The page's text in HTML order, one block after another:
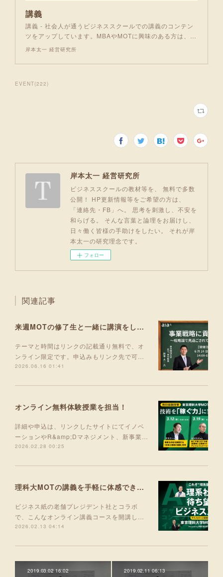
講義
講義 - 社会人が通うビジネススクールでの講義のコンテン
ツをアップしています。MBAやMOTに興味のある方は、…
岸本太一 経営研究所
EVENT(222)
岸本太一 経営研究所
ビジネススクールの教材等を、 無料で多数
公開！ HP更新情報等をご希望の方は、
「連絡先・FB」へ。 思考を刺激し、不安を
和らげる。 そんな言葉と論理をお届けし、
日々働く皆様の手助けをしたい。 それが岸
本太一の研究理念です。
フォロー
関連記事
来週MOTの修了生と一緒に講演をします！
テーマと時間はリンクの記載通り無料で、オ
ンライン限定です。申込みもリンク先で可…
2026.06.16 01:41
オンライン無料体験授業を担当！
詳細や申込は、リンクしたサイトにてイノベ
ーションやR&amp;Dマネジメント、新事業…
2026.02.28 00:25
理科大MOTの講義を手軽に体感できる入門コース 5月より開講！
ビジネス紙の老舗プレジデント社とコラボ
で、こんなオンライン講義コースを開講し…
2026.02.13 04:14
2019.03.02 16:02 2019.02.11 06:13